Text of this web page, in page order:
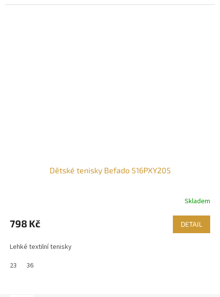
Dětské tenisky Befado 516PXY205
Skladem
798 Kč DETAIL
Lehké textilní tenisky
23
36